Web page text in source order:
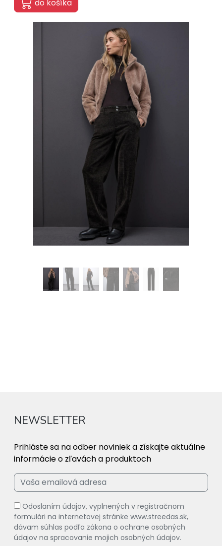
do košíka
NEWSLETTER
Prihláste sa na odber noviniek a získajte aktuálne
informácie o zľavách a produktoch
Odoslaním údajov, vyplnených v registračnom
formulári na internetovej stránke www.streedas.sk,
dávam súhlas podľa zákona o ochrane osobných
údajov na spracovanie mojich osobných údajov.